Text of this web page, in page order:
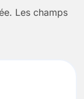
Les champs